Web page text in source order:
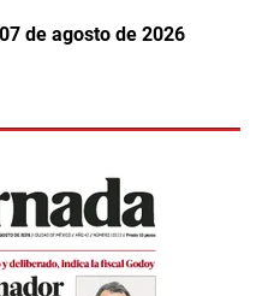
de agosto de 2026